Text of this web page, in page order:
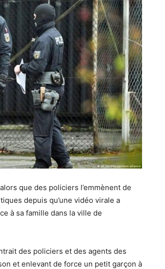
que des policiers l’emmènent de
depuis qu’une vidéo virale a
à sa famille dans la ville de
des policiers et des agents des
et enlevant de force un petit garçon à